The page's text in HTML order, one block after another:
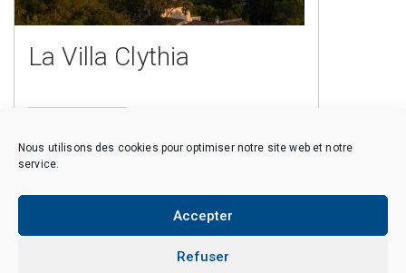
Nous utilisons des cookies pour optimiser notre site web et notre
service.
Accepter
Refuser
La Villa Clythia
Copyright © 2026 CAES du CNRS. Tous droits réservés.
Politique de cookies (EU)
Politique de confidentialité
Mentions Légales et Politique des données personnelles